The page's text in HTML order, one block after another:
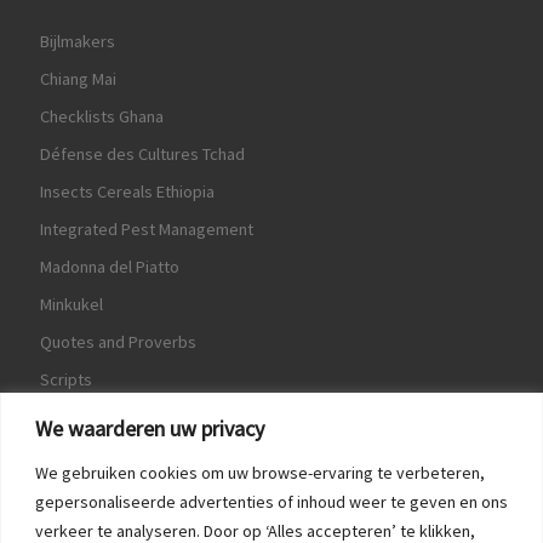
We waarderen uw privacy
We gebruiken cookies om uw browse-ervaring te verbeteren,
gepersonaliseerde advertenties of inhoud weer te geven en ons
verkeer te analyseren. Door op ‘Alles accepteren’ te klikken,
Bijlmakers
Chiang Mai
Checklists Ghana
Défense des Cultures Tchad
Insects Cereals Ethiopia
Integrated Pest Management
Madonna del Piatto
Minkukel
Quotes and Proverbs
Scripts
World Crops Database